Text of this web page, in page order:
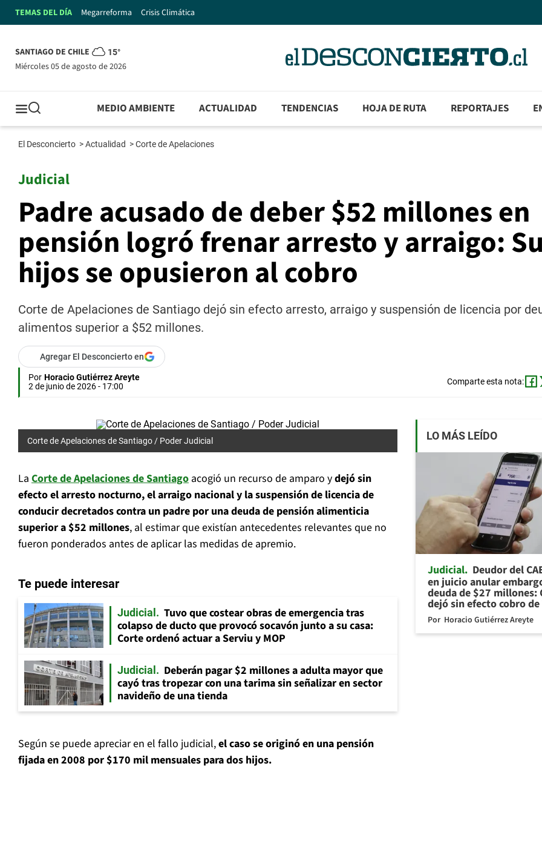
TEMAS DEL DÍA Megarreforma Crisis Climática
SANTIAGO DE CHILE 15°
miércoles 05 de agosto de 2026
MEDIO AMBIENTE ACTUALIDAD TENDENCIAS HOJA DE RUTA REPORTAJES
El Desconcierto >Actualidad >Corte de Apelaciones
Judicial
Padre acusado de deber $52 millones en
pensión logró frenar arresto y arraigo:
hijos se opusieron al cobro
Corte de Apelaciones de Santiago dejó sin efecto arresto, arraigo y suspensión de licencia por
alimentos superior a $52 millones.
Agregar El Desconcierto en
Por Horacio Gutiérrez Areyte
2 de junio de 2026 - 17:00
Comparte esta nota:
Corte de Apelaciones de Santiago / Poder Judicial
La Corte de ApelacionesdeSantiago acogió un recurso de amparo ydejó sin
efecto el arresto nocturno, el arraigo nacional y la suspensión de licencia de
conducir decretados contra un padre por una deuda de pensión alimenticia
superior a $52 millones, al estimar que existían antecedentes relevantes que no
fueron ponderados antes de aplicar las medidas de apremio.
Te puede interesar
Judicial
Tuvo que costear obras de emergencia tras
colapso de ducto que provocó socavón junto a su casa:
Corte ordenó actuar a Serviu y MOP
Judicial
Deberán pagar $2 millones a adulta mayor que
cayó tras tropezar con una tarima sin señalizar en sector
navideño de una tienda
Según se puede apreciar en el fallo judicial,el caso se originó en una pensión
fijada en 2008 por $170 mil mensuales para dos hijos.
LO MÁS LEÍDO
Judicial Deudor del
en juicio anular
deuda de $27 millones:
dejó sin efecto cobro de
Por Horacio Gutiérrez Areyte